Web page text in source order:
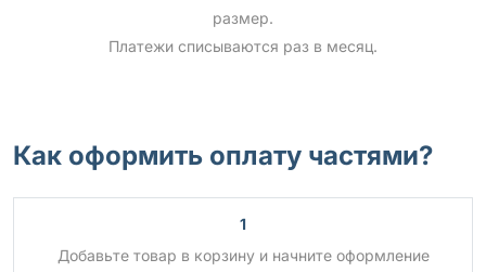
размер.
Платежи списываются раз в месяц.
Как оформить оплату частями?
1
Добавьте товар в корзину и начните оформление